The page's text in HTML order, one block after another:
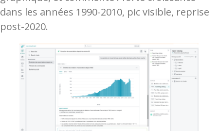
dans les années 1990-2010, pic visible, reprise
post-2020.